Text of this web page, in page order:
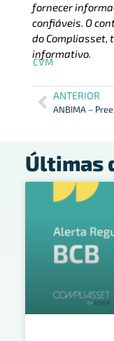
fornecer
confiáveis. O
do Compliasset,
informativo.
CVM
ANTERIOR
Últimas